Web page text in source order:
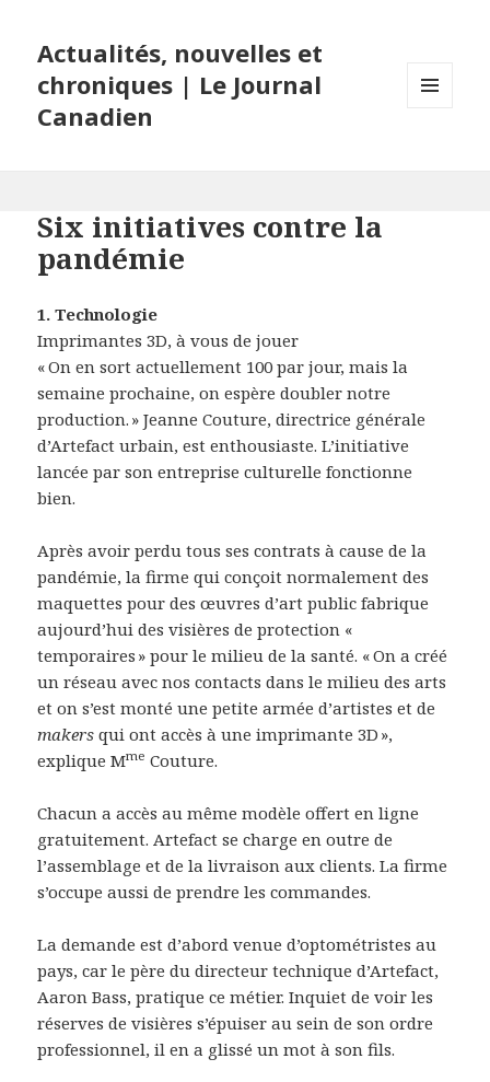
Actualités, nouvelles et
chroniques | Le Journal
Canadien
Six initiatives contre la
pandémie
1. Technologie
Imprimantes 3D, à vous de jouer
« On en sort actuellement 100 par jour, mais la
semaine prochaine, on espère doubler notre
production. » Jeanne Couture, directrice générale
d’Artefact urbain, est enthousiaste. L’initiative
lancée par son entreprise culturelle fonctionne
bien.
Après avoir perdu tous ses contrats à cause de la
pandémie, la firme qui conçoit normalement des
maquettes pour des œuvres d’art public fabrique
aujourd’hui des visières de protection «
temporaires » pour le milieu de la santé. « On a créé
un réseau avec nos contacts dans le milieu des arts
et on s’est monté une petite armée d’artistes et de
makers qui ont accès à une imprimante 3D »,
explique Mme Couture.
Chacun a accès au même modèle offert en ligne
gratuitement. Artefact se charge en outre de
l’assemblage et de la livraison aux clients. La firme
s’occupe aussi de prendre les commandes.
La demande est d’abord venue d’optométristes au
pays, car le père du directeur technique d’Artefact,
Aaron Bass, pratique ce métier. Inquiet de voir les
réserves de visières s’épuiser au sein de son ordre
professionnel, il en a glissé un mot à son fils.